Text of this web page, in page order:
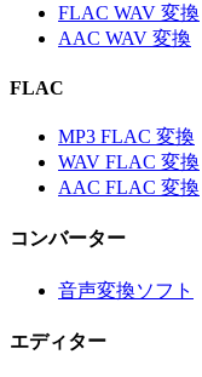
FLAC WAV 変換
AAC WAV 変換
FLAC
MP3 FLAC 変換
WAV FLAC 変換
AAC FLAC 変換
コンバーター
音声変換ソフト
エディター